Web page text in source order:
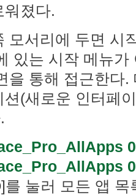
워졌다.
모서리에 두면 시
있는 시작 메뉴가
을 통해 접근한다.
션(새로운 인터페
눌러 모든 앱 목